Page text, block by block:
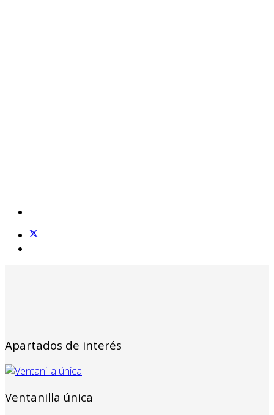
Apartados de interés
Ventanilla única